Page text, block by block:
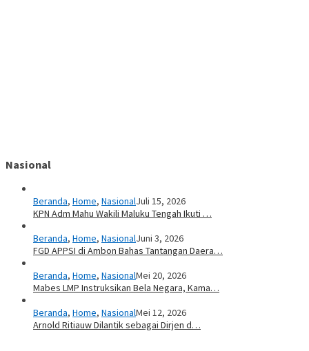
Nasional
Beranda, Home, NasionalJuli 15, 2026
KPN Adm Mahu Wakili Maluku Tengah Ikuti …
Beranda, Home, NasionalJuni 3, 2026
FGD APPSI di Ambon Bahas Tantangan Daera…
Beranda, Home, NasionalMei 20, 2026
Mabes LMP Instruksikan Bela Negara, Kama…
Beranda, Home, NasionalMei 12, 2026
Arnold Ritiauw Dilantik sebagai Dirjen d…